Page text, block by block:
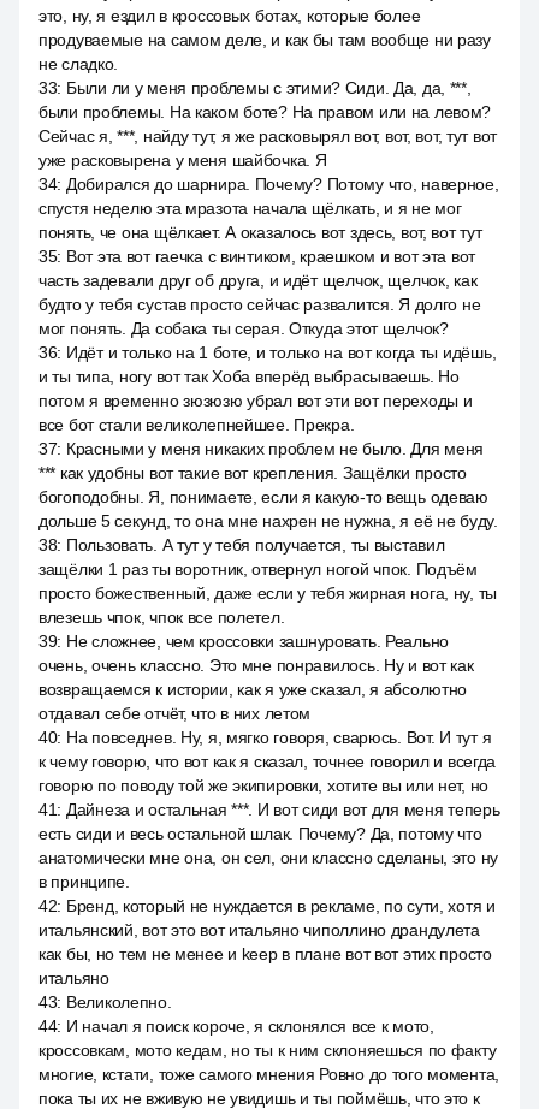
это, ну, я ездил в кроссовых ботах, которые более
продуваемые на самом деле, и как бы там вообще ни разу
не сладко.
33: Были ли у меня проблемы с этими? Сиди. Да, да, ***,
были проблемы. На каком боте? На правом или на левом?
Сейчас я, ***, найду тут, я же расковырял вот, вот, вот, тут вот
уже расковырена у меня шайбочка. Я
34: Добирался до шарнира. Почему? Потому что, наверное,
спустя неделю эта мразота начала щёлкать, и я не мог
понять, че она щёлкает. А оказалось вот здесь, вот, вот тут
35: Вот эта вот гаечка с винтиком, краешком и вот эта вот
часть задевали друг об друга, и идёт щелчок, щелчок, как
будто у тебя сустав просто сейчас развалится. Я долго не
мог понять. Да собака ты серая. Откуда этот щелчок?
36: Идёт и только на 1 боте, и только на вот когда ты идёшь,
и ты типа, ногу вот так Хоба вперёд выбрасываешь. Но
потом я временно зюзюзю убрал вот эти вот переходы и
все бот стали великолепнейшее. Прекра.
37: Красными у меня никаких проблем не было. Для меня
*** как удобны вот такие вот крепления. Защёлки просто
богоподобны. Я, понимаете, если я какую-то вещь одеваю
дольше 5 секунд, то она мне нахрен не нужна, я её не буду.
38: Пользовать. А тут у тебя получается, ты выставил
защёлки 1 раз ты воротник, отвернул ногой чпок. Подъём
просто божественный, даже если у тебя жирная нога, ну, ты
влезешь чпок, чпок все полетел.
39: Не сложнее, чем кроссовки зашнуровать. Реально
очень, очень классно. Это мне понравилось. Ну и вот как
возвращаемся к истории, как я уже сказал, я абсолютно
отдавал себе отчёт, что в них летом
40: На повседнев. Ну, я, мягко говоря, сварюсь. Вот. И тут я
к чему говорю, что вот как я сказал, точнее говорил и всегда
говорю по поводу той же экипировки, хотите вы или нет, но
41: Дайнеза и остальная ***. И вот сиди вот для меня теперь
есть сиди и весь остальной шлак. Почему? Да, потому что
анатомически мне она, он сел, они классно сделаны, это ну
в принципе.
42: Бренд, который не нуждается в рекламе, по сути, хотя и
итальянский, вот это вот итальяно чиполлино драндулета
как бы, но тем не менее и keep в плане вот вот этих просто
итальяно
43: Великолепно.
44: И начал я поиск короче, я склонялся все к мото,
кроссовкам, мото кедам, но ты к ним склоняешься по факту
многие, кстати, тоже самого мнения Ровно до того момента,
пока ты их не вживую не увидишь и ты поймёшь, что это к